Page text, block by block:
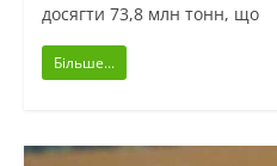
досягти 73,8 млн тонн, що
Більше...